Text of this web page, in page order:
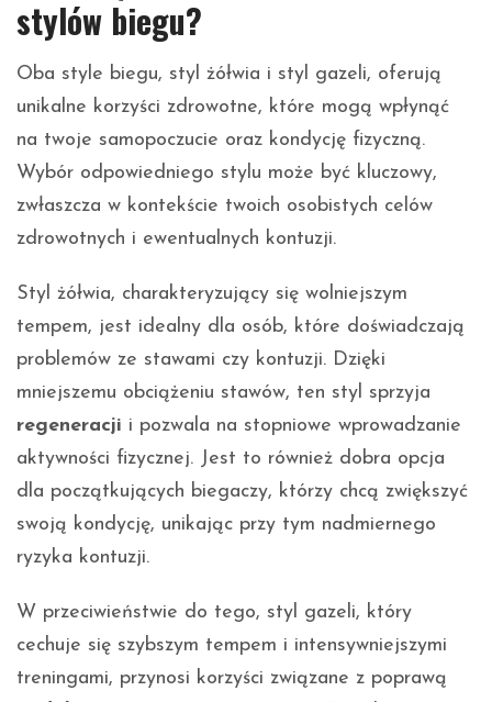
stylów biegu?
Oba style biegu, styl żółwia i styl gazeli, oferują
unikalne korzyści zdrowotne, które mogą wpłynąć
na twoje samopoczucie oraz kondycję fizyczną.
Wybór odpowiedniego stylu może być kluczowy,
zwłaszcza w kontekście twoich osobistych celów
zdrowotnych i ewentualnych kontuzji.
Styl żółwia, charakteryzujący się wolniejszym
tempem, jest idealny dla osób, które doświadczają
problemów ze stawami czy kontuzji. Dzięki
mniejszemu obciążeniu stawów, ten styl sprzyja
regeneracji i pozwala na stopniowe wprowadzanie
aktywności fizycznej. Jest to również dobra opcja
dla początkujących biegaczy, którzy chcą zwiększyć
swoją kondycję, unikając przy tym nadmiernego
ryzyka kontuzji.
W przeciwieństwie do tego, styl gazeli, który
cechuje się szybszym tempem i intensywniejszymi
treningami, przynosi korzyści związane z poprawą